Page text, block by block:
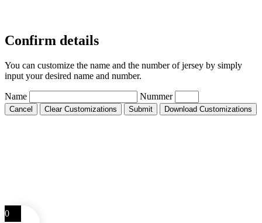
Confirm details
You can customize the name and the number of jersey by simply
input your desired name and number.
Name Nummer
Cancel Clear Customizations Submit Download Customizations
0